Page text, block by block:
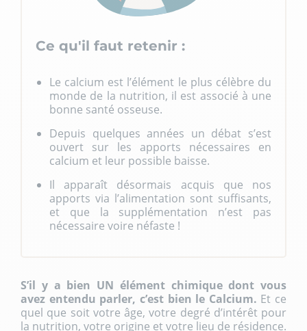
Ce qu'il faut retenir :
Le calcium est l’élément le plus célèbre du
monde de la nutrition, il est associé à une
bonne santé osseuse.
Depuis quelques années un débat s’est
ouvert sur les apports nécessaires en
calcium et leur possible baisse.
Il apparaît désormais acquis que nos
apports via l’alimentation sont suffisants,
et que la supplémentation n’est pas
nécessaire voire néfaste !
S’il y a bien UN élément chimique dont vous
avez entendu parler, c’est bien le Calcium. Et ce
quel que soit votre âge, votre degré d’intérêt pour
la nutrition, votre origine et votre lieu de résidence.